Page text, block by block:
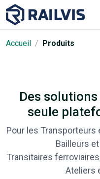
Accueil Produits
Des
seule
Pour les Transporteurs
Bailleurs
Transitaires
Ateliers